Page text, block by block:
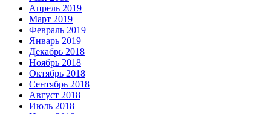
Апрель 2019
Март 2019
Февраль 2019
Январь 2019
Декабрь 2018
Ноябрь 2018
Октябрь 2018
Сентябрь 2018
Август 2018
Июль 2018